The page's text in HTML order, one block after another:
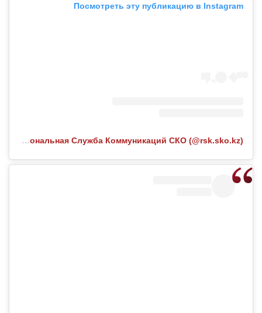
Посмотреть эту публикацию в Instagram
Публикация от Региональная Служба Коммуникаций СКО (@rsk.sko.kz)